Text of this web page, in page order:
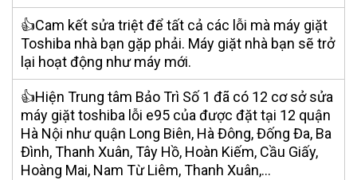
👍Cam kết sửa triệt để tất cả các lỗi mà máy giặt
Toshiba nhà bạn gặp phải. Máy giặt nhà bạn sẽ trở
lại hoạt động như máy mới.
👍Hiện Trung tâm Bảo Trì Số 1 đã có 12 cơ sở sửa
máy giặt toshiba lỗi e95 của được đặt tại 12 quận
Hà Nội như quận Long Biên, Hà Đông, Đống Đa, Ba
Đình, Thanh Xuân, Tây Hồ, Hoàn Kiếm, Cầu Giấy,
Hoàng Mai, Nam Từ Liêm, Thanh Xuân,…